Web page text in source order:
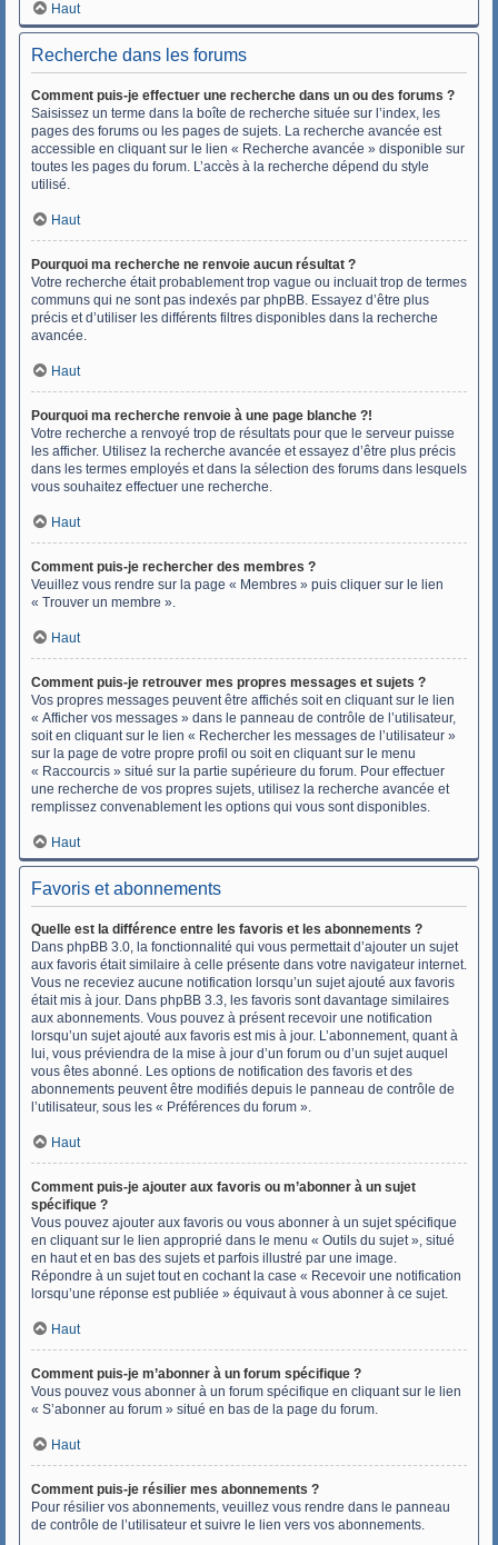
Haut
Recherche dans les forums
Comment puis-je effectuer une recherche dans un ou des forums ?
Saisissez un terme dans la boîte de recherche située sur l’index, les
pages des forums ou les pages de sujets. La recherche avancée est
accessible en cliquant sur le lien « Recherche avancée » disponible sur
toutes les pages du forum. L’accès à la recherche dépend du style
utilisé.
Haut
Pourquoi ma recherche ne renvoie aucun résultat ?
Votre recherche était probablement trop vague ou incluait trop de termes
communs qui ne sont pas indexés par phpBB. Essayez d’être plus
précis et d’utiliser les différents filtres disponibles dans la recherche
avancée.
Haut
Pourquoi ma recherche renvoie à une page blanche ?!
Votre recherche a renvoyé trop de résultats pour que le serveur puisse
les afficher. Utilisez la recherche avancée et essayez d’être plus précis
dans les termes employés et dans la sélection des forums dans lesquels
vous souhaitez effectuer une recherche.
Haut
Comment puis-je rechercher des membres ?
Veuillez vous rendre sur la page « Membres » puis cliquer sur le lien
« Trouver un membre ».
Haut
Comment puis-je retrouver mes propres messages et sujets ?
Vos propres messages peuvent être affichés soit en cliquant sur le lien
« Afficher vos messages » dans le panneau de contrôle de l’utilisateur,
soit en cliquant sur le lien « Rechercher les messages de l’utilisateur »
sur la page de votre propre profil ou soit en cliquant sur le menu
« Raccourcis » situé sur la partie supérieure du forum. Pour effectuer
une recherche de vos propres sujets, utilisez la recherche avancée et
remplissez convenablement les options qui vous sont disponibles.
Haut
Favoris et abonnements
Quelle est la différence entre les favoris et les abonnements ?
Dans phpBB 3.0, la fonctionnalité qui vous permettait d’ajouter un sujet
aux favoris était similaire à celle présente dans votre navigateur internet.
Vous ne receviez aucune notification lorsqu’un sujet ajouté aux favoris
était mis à jour. Dans phpBB 3.3, les favoris sont davantage similaires
aux abonnements. Vous pouvez à présent recevoir une notification
lorsqu’un sujet ajouté aux favoris est mis à jour. L’abonnement, quant à
lui, vous préviendra de la mise à jour d’un forum ou d’un sujet auquel
vous êtes abonné. Les options de notification des favoris et des
abonnements peuvent être modifiés depuis le panneau de contrôle de
l’utilisateur, sous les « Préférences du forum ».
Haut
Comment puis-je ajouter aux favoris ou m’abonner à un sujet
spécifique ?
Vous pouvez ajouter aux favoris ou vous abonner à un sujet spécifique
en cliquant sur le lien approprié dans le menu « Outils du sujet », situé
en haut et en bas des sujets et parfois illustré par une image.
Répondre à un sujet tout en cochant la case « Recevoir une notification
lorsqu’une réponse est publiée » équivaut à vous abonner à ce sujet.
Haut
Comment puis-je m’abonner à un forum spécifique ?
Vous pouvez vous abonner à un forum spécifique en cliquant sur le lien
« S’abonner au forum » situé en bas de la page du forum.
Haut
Comment puis-je résilier mes abonnements ?
Pour résilier vos abonnements, veuillez vous rendre dans le panneau
de contrôle de l’utilisateur et suivre le lien vers vos abonnements.